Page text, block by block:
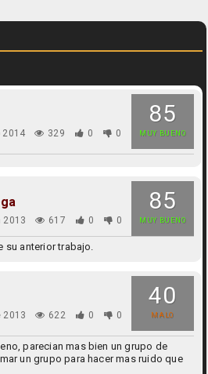
85
MUY BUENO
2014 329 0 0
85
MUY BUENO
2013 617 0 0
su anterior trabajo.
40
MALO
2013 622 0 0
parecian mas bien un grupo de
un grupo para hacer mas ruido que